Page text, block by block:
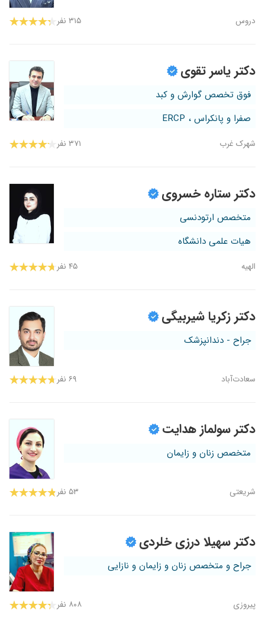
دروس ۳۱۵ نفر
دکتر یاسر تقوی
فوق تخصص گوارش و کبد
صفرا و پانکراس ، ERCP
شهرک غرب ۳۷۱ نفر
دکتر ستاره خسروی
متخصص ارتودنسی
هیات علمی دانشگاه
الهیه ۴۵ نفر
دکتر زکریا شیربیگی
جراح - دندانپزشک
سعادت‌آباد ۶۹ نفر
دکتر سولماز هدایت
متخصص زنان و زایمان
شریعتی ۵۳ نفر
دکتر سهیلا درزی خلردی
جراح و متخصص زنان و زایمان و نازایی
پیروزی ۸۰۸ نفر